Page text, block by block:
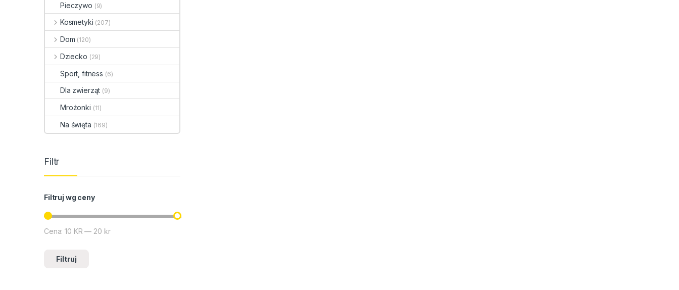
Pieczywo (9)
Kosmetyki (207)
Dom (120)
Dziecko (29)
Sport, fitness (6)
Dla zwierząt (9)
Mrożonki (11)
Na święta (169)
Filtr
Filtruj wg ceny
Cena min
Cena max
Filtruj
Cena:10 KR — 20 kr